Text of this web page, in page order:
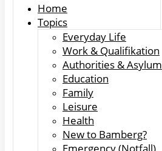
Home
Topics
Everyday Life
Work & Qualifikation
Authorities & Asylum
Education
Family
Leisure
Health
New to Bamberg?
Emergency (Notfall)